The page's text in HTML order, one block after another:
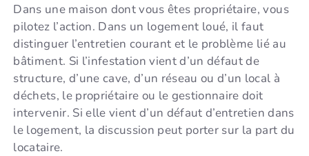
Dans une maison dont vous êtes propriétaire, vous
pilotez l’action. Dans un logement loué, il faut
distinguer l’entretien courant et le problème lié au
bâtiment. Si l’infestation vient d’un défaut de
structure, d’une cave, d’un réseau ou d’un local à
déchets, le propriétaire ou le gestionnaire doit
intervenir. Si elle vient d’un défaut d’entretien dans
le logement, la discussion peut porter sur la part du
locataire.